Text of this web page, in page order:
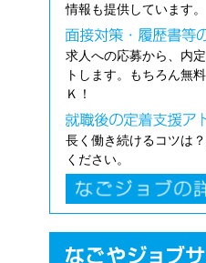
情報も提供しています。
求人への応募から、内
トします。もちろん無
Ｋ！
長く働き続けるコツは
ください。